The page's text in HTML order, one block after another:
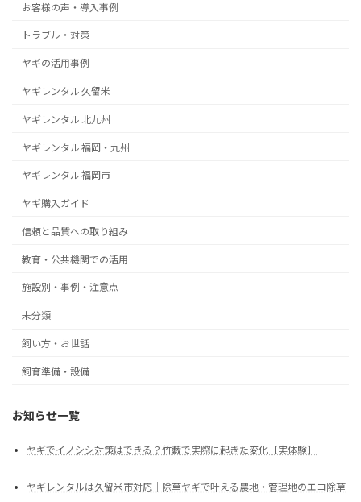
お客様の声・導入事例
トラブル・対策
ヤギの活用事例
ヤギレンタル 久留米
ヤギレンタル 北九州
ヤギレンタル 福岡・九州
ヤギレンタル 福岡市
ヤギ購入ガイド
信頼と品質への取り組み
教育・公共機関での活用
施設別・事例・注意点
未分類
飼い方・お世話
飼育準備・設備
お知らせ一覧
ヤギでイノシシ対策はできる？竹藪で実際に起きた変化【実体験】
ヤギレンタルは久留米市対応｜除草ヤギで叶える農地・管理地のエコ除草